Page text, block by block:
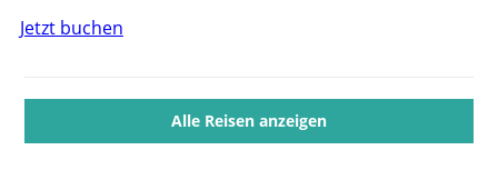
Jetzt buchen
Alle Reisen anzeigen